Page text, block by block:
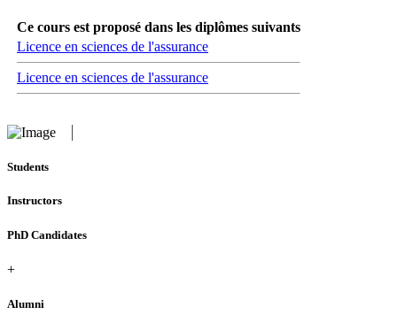
Ce cours est proposé dans les diplômes suivants
Licence en sciences de l'assurance
Licence en sciences de l'assurance
Students
Instructors
PhD Candidates
+
Alumni